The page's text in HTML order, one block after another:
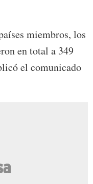
miembros, los
en total a 349
el comunicado